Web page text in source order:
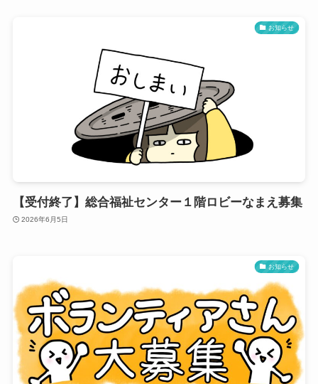
お知らせ
【受付終了】総合福祉センター１階ロビーなまえ募集
2026年6月5日
お知らせ